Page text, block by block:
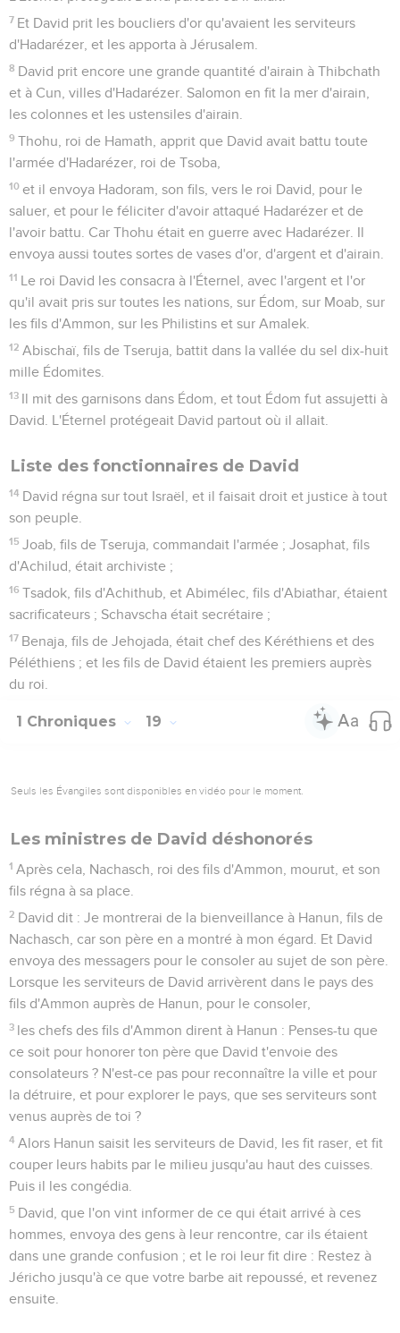
7 Et David prit les boucliers d'or qu'avaient les serviteurs
d'Hadarézer, et les apporta à Jérusalem.
8 David prit encore une grande quantité d'airain à Thibchath
et à Cun, villes d'Hadarézer. Salomon en fit la mer d'airain,
les colonnes et les ustensiles d'airain.
9 Thohu, roi de Hamath, apprit que David avait battu toute
l'armée d'Hadarézer, roi de Tsoba,
10 et il envoya Hadoram, son fils, vers le roi David, pour le
saluer, et pour le féliciter d'avoir attaqué Hadarézer et de
l'avoir battu. Car Thohu était en guerre avec Hadarézer. Il
envoya aussi toutes sortes de vases d'or, d'argent et d'airain.
11 Le roi David les consacra à l'Éternel, avec l'argent et l'or
qu'il avait pris sur toutes les nations, sur Édom, sur Moab, sur
les fils d'Ammon, sur les Philistins et sur Amalek.
12 Abischaï, fils de Tseruja, battit dans la vallée du sel dix-huit
mille Édomites.
13 Il mit des garnisons dans Édom, et tout Édom fut assujetti à
David. L'Éternel protégeait David partout où il allait.
Liste des fonctionnaires de David
14 David régna sur tout Israël, et il faisait droit et justice à tout
son peuple.
15 Joab, fils de Tseruja, commandait l'armée ; Josaphat, fils
d'Achilud, était archiviste ;
16 Tsadok, fils d'Achithub, et Abimélec, fils d'Abiathar, étaient
sacrificateurs ; Schavscha était secrétaire ;
17 Benaja, fils de Jehojada, était chef des Kéréthiens et des
Péléthiens ; et les fils de David étaient les premiers auprès
du roi.
1 Chroniques 19
Seuls les Évangiles sont disponibles en vidéo pour le moment.
Les ministres de David déshonorés
1 Après cela, Nachasch, roi des fils d'Ammon, mourut, et son
fils régna à sa place.
2 David dit : Je montrerai de la bienveillance à Hanun, fils de
Nachasch, car son père en a montré à mon égard. Et David
envoya des messagers pour le consoler au sujet de son père.
Lorsque les serviteurs de David arrivèrent dans le pays des
fils d'Ammon auprès de Hanun, pour le consoler,
3 les chefs des fils d'Ammon dirent à Hanun : Penses-tu que
ce soit pour honorer ton père que David t'envoie des
consolateurs ? N'est-ce pas pour reconnaître la ville et pour
la détruire, et pour explorer le pays, que ses serviteurs sont
venus auprès de toi ?
4 Alors Hanun saisit les serviteurs de David, les fit raser, et fit
couper leurs habits par le milieu jusqu'au haut des cuisses.
Puis il les congédia.
5 David, que l'on vint informer de ce qui était arrivé à ces
hommes, envoya des gens à leur rencontre, car ils étaient
dans une grande confusion ; et le roi leur fit dire : Restez à
Jéricho jusqu'à ce que votre barbe ait repoussé, et revenez
ensuite.